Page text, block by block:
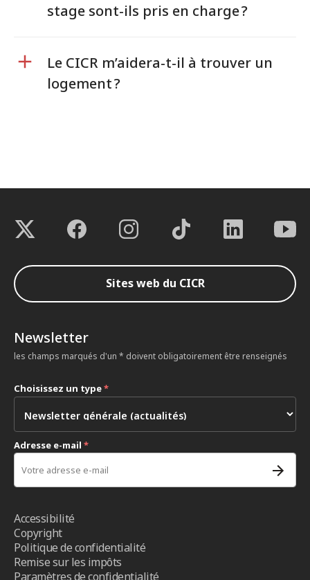
stage sont-ils pris en charge ?
Le CICR m’aidera-t-il à trouver un
logement ?
Sites web du CICR
Newsletter
les champs marqués d'un * doivent obligatoirement être renseignés
Choisissez un type*
Adresse e-mail *
Accessibilité
Copyright
Politique de confidentialité
Remise sur les impôts
Paramètres de confidentialité